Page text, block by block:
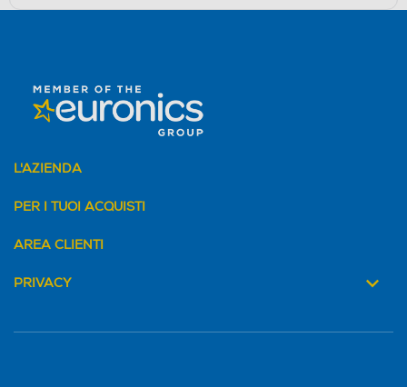
L'AZIENDA
PER I TUOI ACQUISTI
AREA CLIENTI
PRIVACY